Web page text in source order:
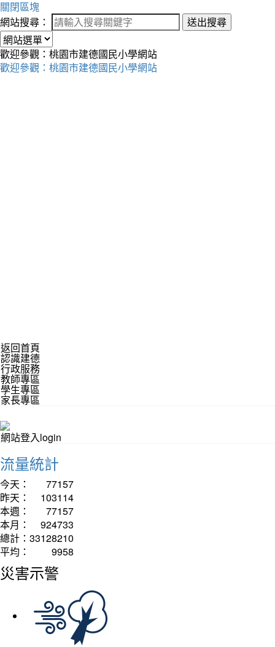
關閉區塊
網站搜尋：
送出搜尋
歡迎參觀：桃園市建德國民小學網站
歡迎參觀：桃園市建德國民小學網站
返回首頁
認識建德
行政服務
教師專區
學生專區
家長專區
網站登入login
流量統計
今天：
77157
昨天：
103114
本週：
77157
本月：
924733
總計： 33128210
平均：
9958
災害示警